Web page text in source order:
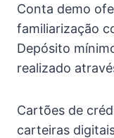
Conta demo
familiarização
Depósito
realizado
Cartões de
carteiras